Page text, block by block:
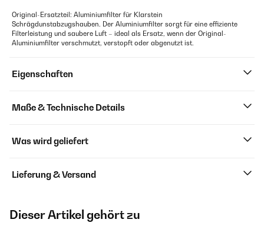
Original-Ersatzteil: Aluminiumfilter für Klarstein
Schrägdunstabzugshauben. Der Aluminiumfilter sorgt für eine effiziente
Filterleistung und saubere Luft – ideal als Ersatz, wenn der Original-
Aluminiumfilter verschmutzt, verstopft oder abgenutzt ist.
Eigenschaften
Maße & Technische Details
Was wird geliefert
Lieferung & Versand
Dieser Artikel gehört zu